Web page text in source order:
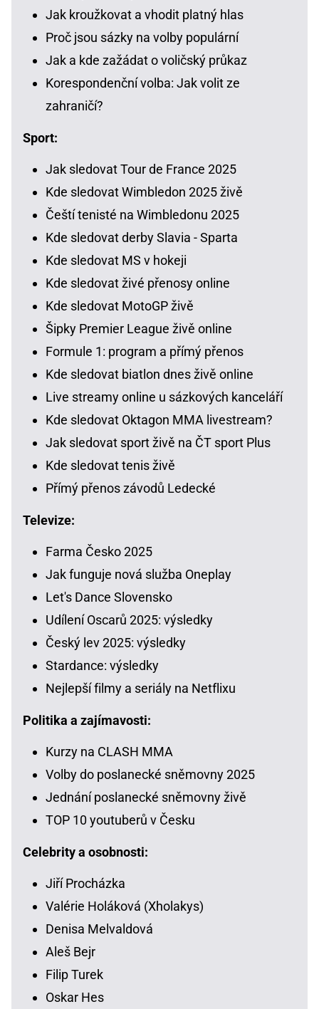
Jak kroužkovat a vhodit platný hlas
Proč jsou sázky na volby populární
Jak a kde zažádat o voličský průkaz
Korespondenční volba: Jak volit ze
zahraničí?
Sport:
Jak sledovat Tour de France 2025
Kde sledovat Wimbledon 2025 živě
Čeští tenisté na Wimbledonu 2025
Kde sledovat derby Slavia - Sparta
Kde sledovat MS v hokeji
Kde sledovat živé přenosy online
Kde sledovat MotoGP živě
Šipky Premier League živě online
Formule 1: program a přímý přenos
Kde sledovat biatlon dnes živě online
Live streamy online u sázkových kanceláří
Kde sledovat Oktagon MMA livestream?
Jak sledovat sport živě na ČT sport Plus
Kde sledovat tenis živě
Přímý přenos závodů Ledecké
Televize:
Farma Česko 2025
Jak funguje nová služba Oneplay
Let's Dance Slovensko
Udílení Oscarů 2025: výsledky
Český lev 2025: výsledky
Stardance: výsledky
Nejlepší filmy a seriály na Netflixu
Politika a zajímavosti:
Kurzy na CLASH MMA
Volby do poslanecké sněmovny 2025
Jednání poslanecké sněmovny živě
TOP 10 youtuberů v Česku
Celebrity a osobnosti:
Jiří Procházka
Valérie Holáková (Xholakys)
Denisa Melvaldová
Aleš Bejr
Filip Turek
Oskar Hes